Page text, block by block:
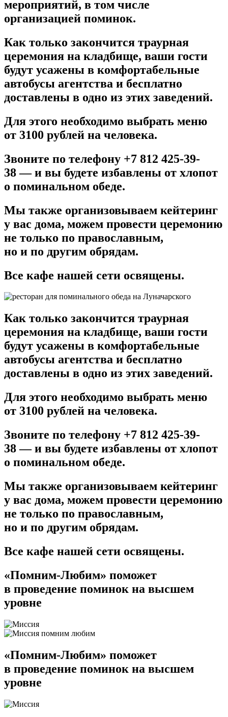
мероприятий, в том числе
организацией поминок.
Как только закончится траурная
церемония на кладбище, ваши гости
будут усажены в комфортабельные
автобусы агентства и бесплатно
доставлены в одно из этих заведений.
Для этого необходимо выбрать меню
от 3100 рублей на человека.
Звоните по телефону +7 812 425-39-
38 — и вы будете избавлены от хлопот
о поминальном обеде.
Мы также организовываем кейтеринг
у вас дома, можем провести церемонию
не только по православным,
но и по другим обрядам.
Все кафе нашей сети освящены.
Как только закончится траурная
церемония на кладбище, ваши гости
будут усажены в комфортабельные
автобусы агентства и бесплатно
доставлены в одно из этих заведений.
Для этого необходимо выбрать меню
от 3100 рублей на человека.
Звоните по телефону +7 812 425-39-
38 — и вы будете избавлены от хлопот
о поминальном обеде.
Мы также организовываем кейтеринг
у вас дома, можем провести церемонию
не только по православным,
но и по другим обрядам.
Все кафе нашей сети освящены.
«Помним-Любим» поможет
в проведение поминок на высшем
уровне
«Помним-Любим» поможет
в проведение поминок на высшем
уровне